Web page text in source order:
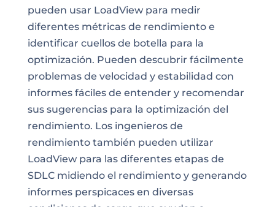
pueden usar LoadViewpara medir
diferentes métricas de rendimiento e
identificar cuellos de botella para la
optimización. Pueden descubrir fácilmente
problemas de velocidad y estabilidad con
informes fáciles de entender y recomendar
sus sugerencias para la optimización del
rendimiento. Los ingenieros de
rendimiento también pueden utilizar
LoadView para las diferentes etapas de
SDLC midiendo el rendimiento y generando
informes perspicaces en diversas